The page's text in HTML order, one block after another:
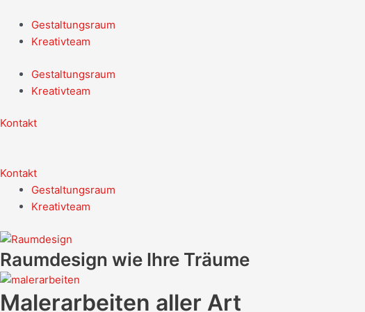
Inhalt
springen
Gestaltungsraum
Kreativteam
Gestaltungsraum
Kreativteam
Kontakt
Kontakt
Gestaltungsraum
Kreativteam
Raumdesign wie Ihre Träume
Malerarbeiten aller Art